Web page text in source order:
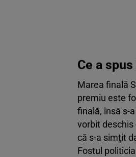
Ce a
Marea finală
premiu este
finală, însă s-
vorbit deschis
că s-a simțit
Fostul